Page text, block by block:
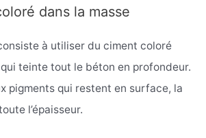
dans la masse
à utiliser du ciment coloré
teinte tout le béton en profondeur.
pigments qui restent en surface, la
l’épaisseur.